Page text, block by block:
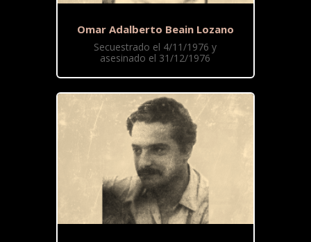
Omar Adalberto Beain Lozano
Secuestrado el 4/11/1976 y
asesinado el 31/12/1976